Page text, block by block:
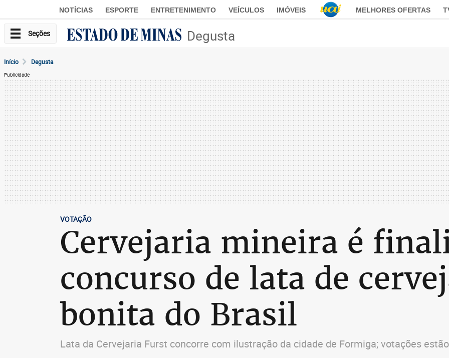
NOTÍCIAS ESPORTE ENTRETENIMENTO VEÍCULOS IMÓVEIS MELHORES OFERTAS
Seções Degusta
Início Degusta
Publicidade
VOTAÇÃO
Cervejaria mineira é
concurso de lata de
bonita do Brasil
Lata da Cervejaria Furst concorre com ilustração da cidade de Formiga; votações